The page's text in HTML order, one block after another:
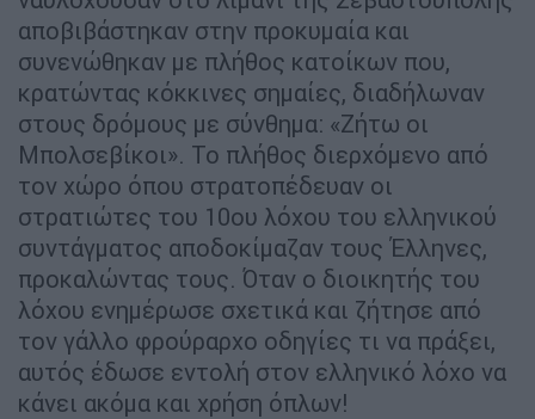
αποβιβάστηκαν στην προκυμαία και
συνενώθηκαν με πλήθος κατοίκων που,
κρατώντας κόκκινες σημαίες, διαδήλωναν
στους δρόμους με σύνθημα: «Ζήτω οι
Μπολσεβίκοι». Το πλήθος διερχόμενο από
τον χώρο όπου στρατοπέδευαν οι
στρατιώτες του 10ου λόχου του ελληνικού
συντάγματος αποδοκίμαζαν τους Έλληνες,
προκαλώντας τους. Όταν ο διοικητής του
λόχου ενημέρωσε σχετικά και ζήτησε από
τον γάλλο φρούραρχο οδηγίες τι να πράξει,
αυτός έδωσε εντολή στον ελληνικό λόχο να
κάνει ακόμα και χρήση όπλων!